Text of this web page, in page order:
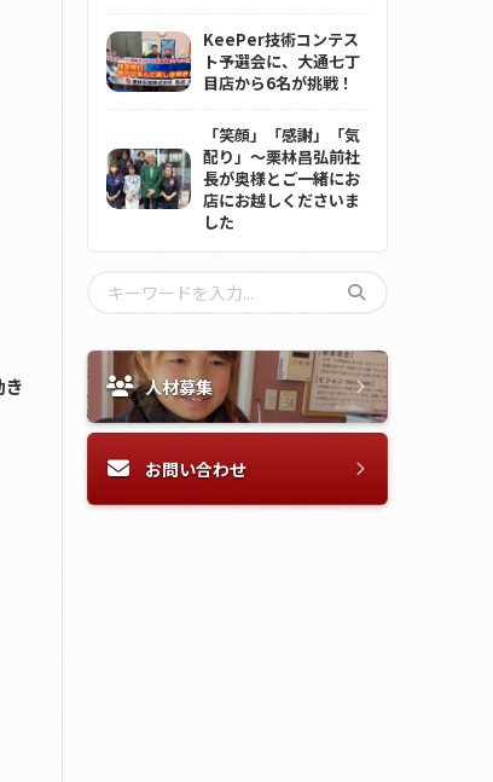
KeePer技術コンテス
ト予選会に、大通七丁
目店から6名が挑戦！
「笑顔」「感謝」「気
配り」～栗林昌弘前社
長が奥様とご一緒にお
店にお越しくださいま
した
人材募集
お問い合わせ